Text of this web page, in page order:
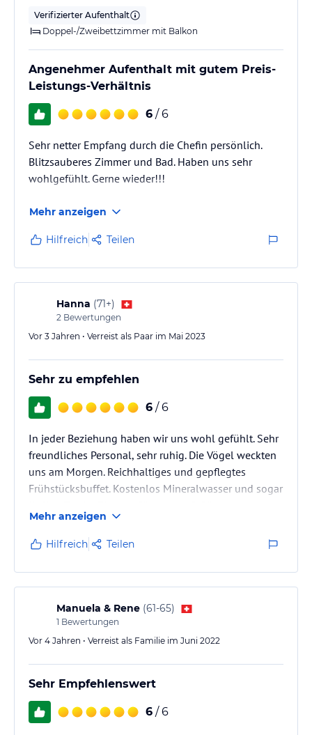
Verifizierter Aufenthalt
Doppel-/Zweibettzimmer mit Balkon
Angenehmer Aufenthalt mit gutem Preis-
Leistungs-Verhältnis
6 / 6
Sehr netter Empfang durch die Chefin persönlich.
Blitzsauberes Zimmer und Bad. Haben uns sehr
wohlgefühlt. Gerne wieder!!!
Mehr anzeigen
Hilfreich Teilen
Hanna (71+)
2 Bewertungen
Vor 3 Jahren • Verreist als Paar im Mai 2023
Sehr zu empfehlen
6 / 6
In jeder Beziehung haben wir uns wohl gefühlt. Sehr
freundliches Personal, sehr ruhig. Die Vögel weckten
uns am Morgen. Reichhaltiges und gepflegtes
Frühstücksbuffet. Kostenlos Mineralwasser und sogar
standenLadestation in der abgeschlossenen Garage
zur Verfügung. Nähe Zentrum und Altstadt beider
Rheinfelden.
Mehr anzeigen
Hilfreich Teilen
Manuela & Rene (61-65)
1 Bewertungen
Vor 4 Jahren • Verreist als Familie im Juni 2022
Sehr Empfehlenswert
6 / 6